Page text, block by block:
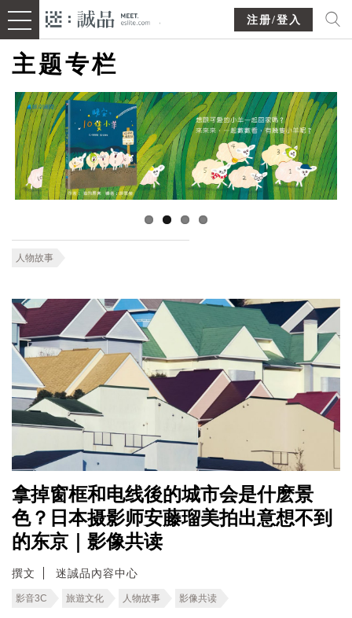
注册/登入
主题专栏
人物故事
拿掉窗框和电线後的城市会是什麽景
色？日本摄影师安藤瑠美拍出意想不到
的东京｜影像共读
撰文 迷誠品內容中心
影音3C 旅遊文化 人物故事 影像共读